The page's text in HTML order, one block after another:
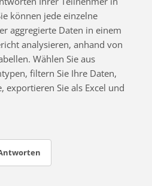
können jede einzelne
aggregierte Daten in einem
analysieren, anhand von
Wählen Sie aus
filtern Sie Ihre Daten,
exportieren Sie als Excel und